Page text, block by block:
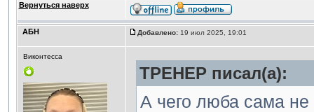
Вернуться наверх
АБН Добавлено:19 июл 2025, 19:01
Виконтесса
ТРЕНЕР писал(а):
А чего люба сама не